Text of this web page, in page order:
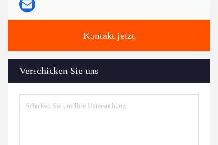
Kontakt jetzt
Verschicken Sie uns